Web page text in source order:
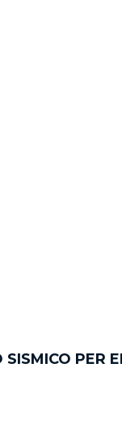
PER